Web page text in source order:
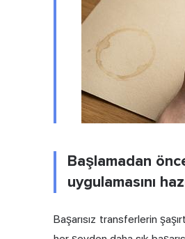
Başlamadan
uygulamasını
Başarısız transferlerin